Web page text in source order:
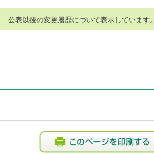
公表以後の変更履歴について表示しています。